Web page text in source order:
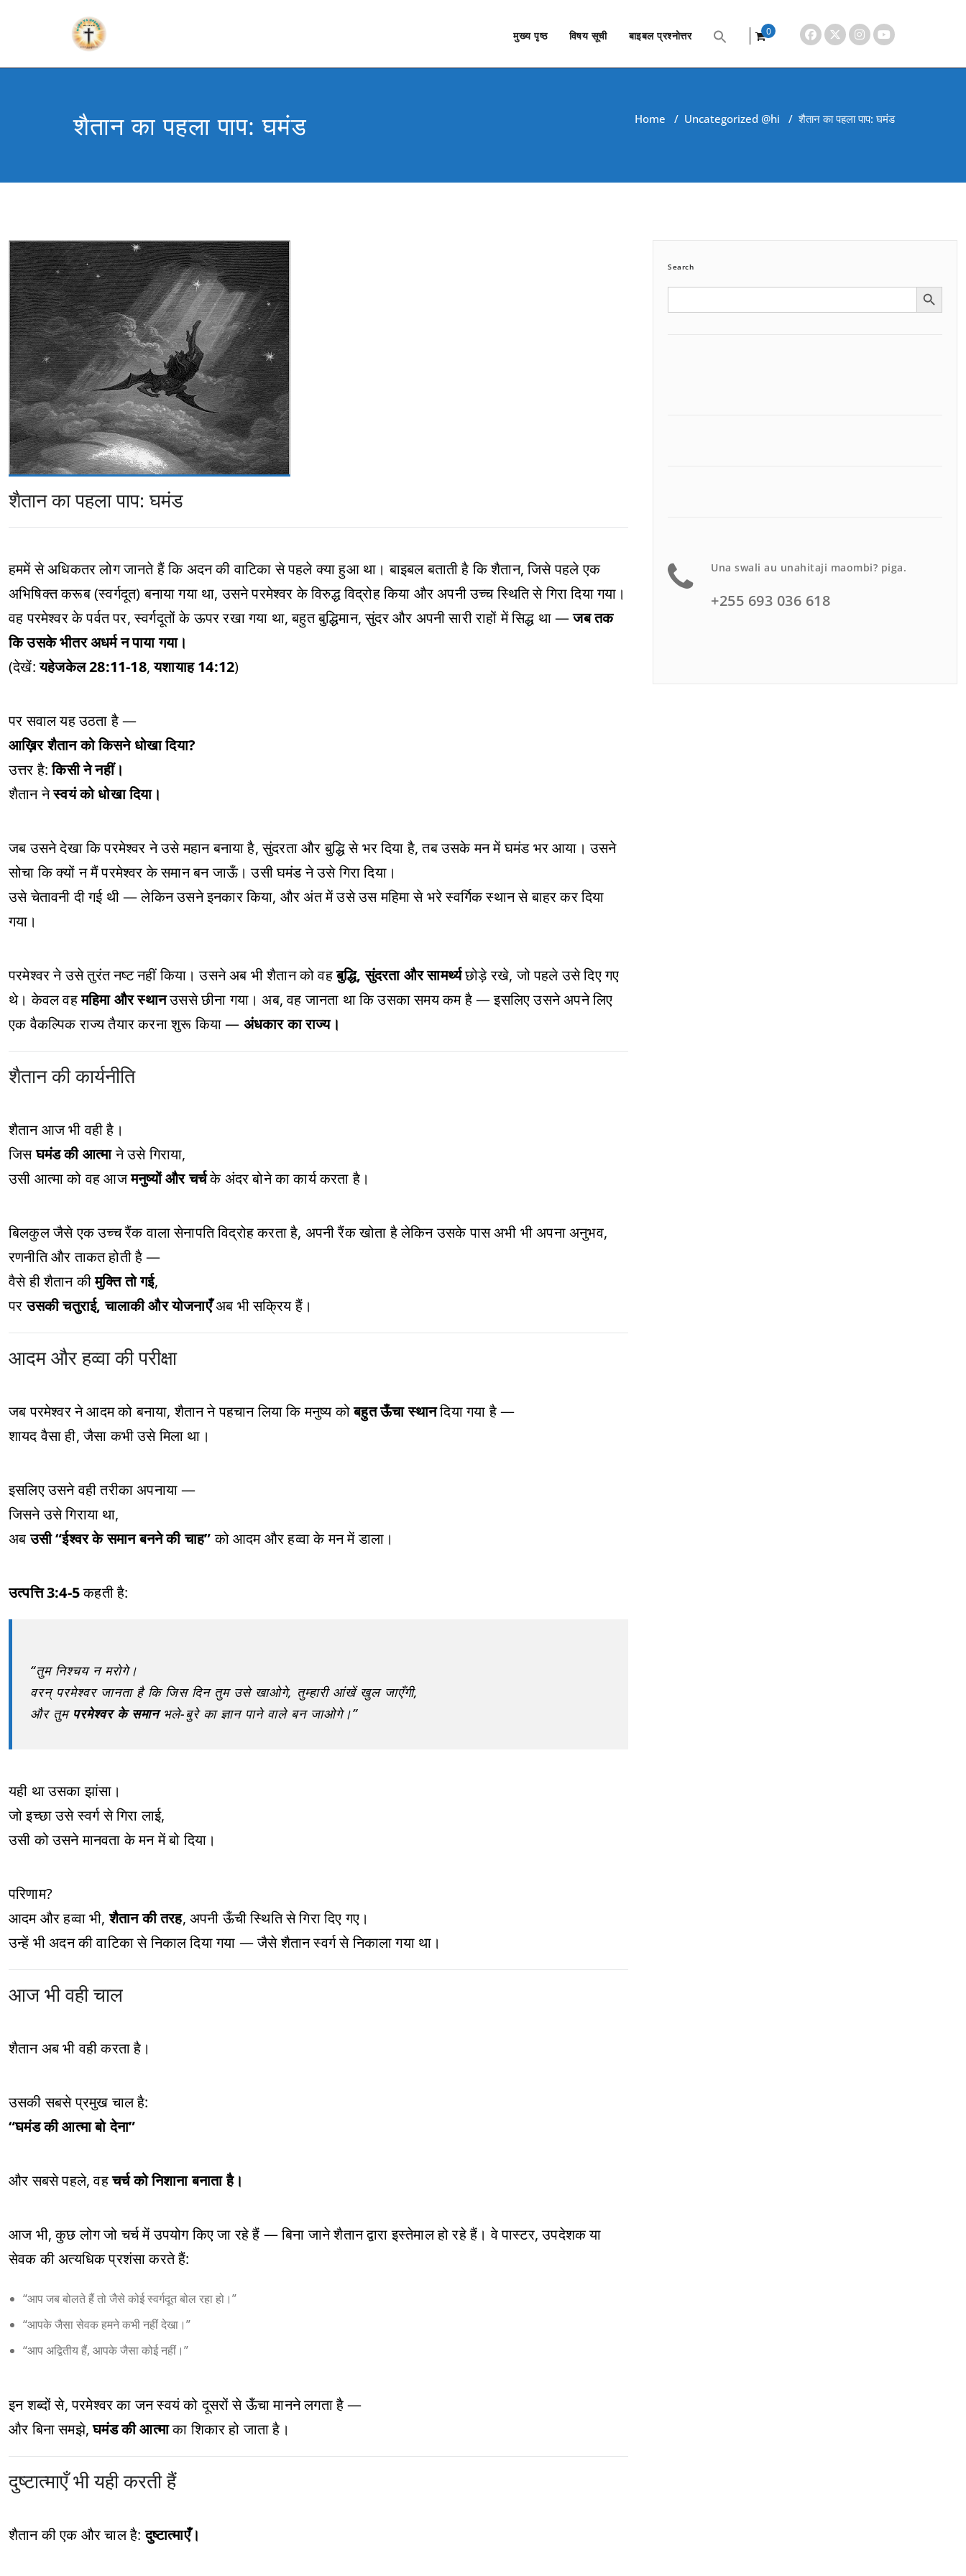
मुख्य पृष्ठ विषय सूची बाइबल प्रश्नोत्तर
0
शैतान का पहला पाप: घमंड Home / Uncategorized @hi /शैतान का पहला पाप: घमंड
शैतान का पहला पाप: घमंड
हममें से अधिकतर लोग जानते हैं कि अदन की वाटिका से पहले क्या हुआ था। बाइबल बताती है कि शैतान, जिसे पहले एक
अभिषिक्त करूब (स्वर्गदूत) बनाया गया था, उसने परमेश्वर के विरुद्ध विद्रोह किया और अपनी उच्च स्थिति से गिरा दिया गया।
वह परमेश्वर के पर्वत पर, स्वर्गदूतों के ऊपर रखा गया था, बहुत बुद्धिमान, सुंदर और अपनी सारी राहों में सिद्ध था —जब तक
कि उसके भीतर अधर्म न पाया गया।
(देखें:यहेजकेल 28:11-18,यशायाह 14:12)
पर सवाल यह उठता है —
आख़िर शैतान को किसने धोखा दिया?
उत्तर है:किसी ने नहीं।
शैतान नेस्वयं को धोखा दिया।
जब उसने देखा कि परमेश्वर ने उसे महान बनाया है, सुंदरता और बुद्धि से भर दिया है, तब उसके मन में घमंड भर आया। उसने
सोचा कि क्यों न मैं परमेश्वर के समान बन जाऊँ। उसी घमंड ने उसे गिरा दिया।
उसे चेतावनी दी गई थी — लेकिन उसने इनकार किया, और अंत में उसे उस महिमा से भरे स्वर्गिक स्थान से बाहर कर दिया
गया।
परमेश्वर ने उसे तुरंत नष्ट नहीं किया। उसने अब भी शैतान को वहबुद्धि, सुंदरता और सामर्थ्यछोड़े रखे, जो पहले उसे दिए गए
थे। केवल वहमहिमा और स्थानउससे छीना गया। अब, वह जानता था कि उसका समय कम है — इसलिए उसने अपने लिए
एक वैकल्पिक राज्य तैयार करना शुरू किया — अंधकार का राज्य।
शैतान की कार्यनीति
शैतान आज भी वही है।
जिसघमंड की आत्माने उसे गिराया,
उसी आत्मा को वह आजमनुष्यों और चर्चके अंदर बोने का कार्य करता है।
बिलकुल जैसे एक उच्च रैंक वाला सेनापति विद्रोह करता है, अपनी रैंक खोता है लेकिन उसके पास अभी भी अपना अनुभव,
रणनीति और ताकत होती है —
वैसे ही शैतान कीमुक्ति तो गई,
परउसकी चतुराई, चालाकी और योजनाएँअब भी सक्रिय हैं।
आदम और हव्वा की परीक्षा
जब परमेश्वर ने आदम को बनाया, शैतान ने पहचान लिया कि मनुष्य कोबहुत ऊँचा स्थानदिया गया है —
शायद वैसा ही, जैसा कभी उसे मिला था।
इसलिए उसने वही तरीका अपनाया —
जिसने उसे गिराया था,
अबउसी “ईश्वर के समान बनने की चाह”को आदम और हव्वा के मन में डाला।
उत्पत्ति 3:4-5कहती है:
“तुम निश्चय न मरोगे।
वरन् परमेश्वर जानता है कि जिस दिन तुम उसे खाओगे, तुम्हारी आंखें खुल जाएँगी,
और तुम परमेश्वर के समानभले-बुरे का ज्ञान पाने वाले बन जाओगे।”
यही था उसका झांसा।
जो इच्छा उसे स्वर्ग से गिरा लाई,
उसी को उसने मानवता के मन में बो दिया।
परिणाम?
आदम और हव्वा भी,शैतान की तरह, अपनी ऊँची स्थिति से गिरा दिए गए।
उन्हें भी अदन की वाटिका से निकाल दिया गया — जैसे शैतान स्वर्ग से निकाला गया था।
आज भी वही चाल
शैतान अब भी वही करता है।
उसकी सबसे प्रमुख चाल है:
“घमंड की आत्मा बो देना”
और सबसे पहले, वहचर्च को निशाना बनाता है।
आज भी, कुछ लोग जो चर्च में उपयोग किए जा रहे हैं — बिना जाने शैतान द्वारा इस्तेमाल हो रहे हैं। वे पास्टर, उपदेशक या
सेवक की अत्यधिक प्रशंसा करते हैं:
“आप जब बोलते हैं तो जैसे कोई स्वर्गदूत बोल रहा हो।”
“आपके जैसा सेवक हमने कभी नहीं देखा।”
“आप अद्वितीय हैं, आपके जैसा कोई नहीं।”
इन शब्दों से, परमेश्वर का जन स्वयं को दूसरों से ऊँचा मानने लगता है —
और बिना समझे,घमंड की आत्माका शिकार हो जाता है।
दुष्टात्माएँ भी यही करती हैं
शैतान की एक और चाल है:दुष्टात्माएँ।
Search
Search Search Button
Una swali au unahitaji maombi? piga.
+255 693 036 618